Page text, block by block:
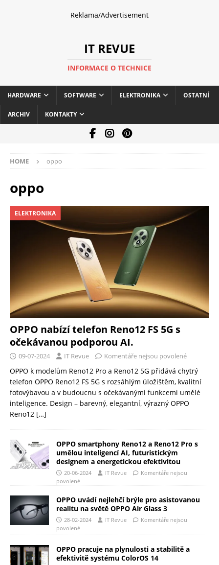
Reklama/Advertisement
IT REVUE
INFORMACE O TECHNICE
HARDWARE SOFTWARE ELEKTRONIKA OSTATNÍ
ARCHIV KONTAKTY
HOME oppo
oppo
ELEKTRONIKA
OPPO nabízí telefon Reno12 FS 5G s
očekávanou podporou AI.
09-07-2024 IT Revue Komentáře nejsou povolené
OPPO k modelům Reno12 Pro a Reno12 5G přidává chytrý
telefon OPPO Reno12 FS 5G s rozsáhlým úložištěm, kvalitní
fotovýbavou a v budoucnu s očekávanými funkcemi umělé
inteligence. Design – barevný, elegantní, výrazný OPPO
Reno12 […]
OPPO smartphony Reno12 a Reno12 Pro s
umělou inteligencí AI, futuristickým
designem a energetickou efektivitou
20-06-2024 IT Revue
Komentáře nejsou
povolené
OPPO uvádí nejlehčí brýle pro asistovanou
realitu na světě OPPO Air Glass 3
28-02-2024 IT Revue
Komentáře nejsou
povolené
OPPO pracuje na plynulosti a stabilitě a
efektivitě systému ColorOS 14